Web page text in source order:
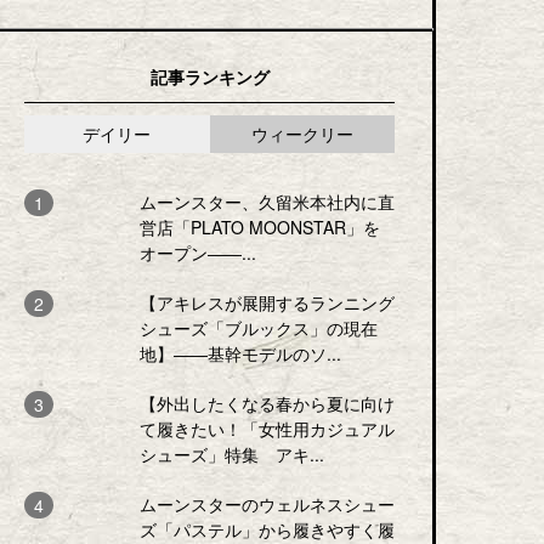
記事ランキング
デイリー ウィークリー
ムーンスター、久留米本社内に直
営店「PLATO MOONSTAR」を
オープン――...
【アキレスが展開するランニング
シューズ「ブルックス」の現在
地】――基幹モデルのソ...
【外出したくなる春から夏に向け
て履きたい！「女性用カジュアル
シューズ」特集 アキ...
ムーンスターのウェルネスシュー
ズ「パステル」から履きやすく履